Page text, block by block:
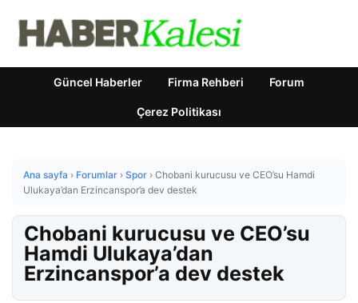
Güncel Haberler Firma Rehberi Forum
Çerez Politikası
Ana sayfa › Forumlar › Spor › Chobani kurucusu ve CEO’su Hamdi
Ulukaya’dan Erzincanspor’a dev destek
Chobani kurucusu ve CEO’su
Hamdi Ulukaya’dan
Erzincanspor’a dev destek